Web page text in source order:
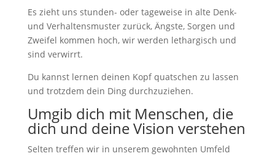
Es zieht uns stunden- oder tageweise in alte Denk-
und Verhaltensmuster zurück, Ängste, Sorgen und
Zweifel kommen hoch, wir werden lethargisch und
sind verwirrt.
Du kannst lernen deinen Kopf quatschen zu lassen
und trotzdem dein Ding durchzuziehen.
Umgib dich mit Menschen, die
dich und deine Vision verstehen
Selten treffen wir in unserem gewohnten Umfeld